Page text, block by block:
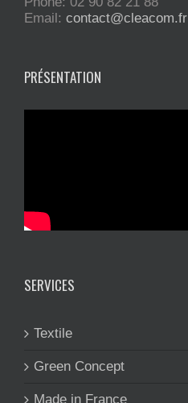
Email: contact@cleacom.fr
PRÉSENTATION
SERVICES
Textile
Green Concept
Made in France